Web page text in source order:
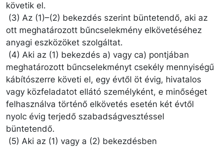
követik el.
(3) Az (1)–(2) bekezdés szerint büntetendő, aki az
ott meghatározott bűncselekmény elkövetéséhez
anyagi eszközöket szolgáltat.
(4) Aki az (1) bekezdés a) vagy ca) pontjában
meghatározott bűncselekményt csekély mennyiségű
kábítószerre követi el, egy évtől öt évig, hivatalos
vagy közfeladatot ellátó személyként, e minőséget
felhasználva történő elkövetés esetén két évtől
nyolc évig terjedő szabadságvesztéssel
büntetendő.
(5) Aki az (1) vagy a (2) bekezdésben